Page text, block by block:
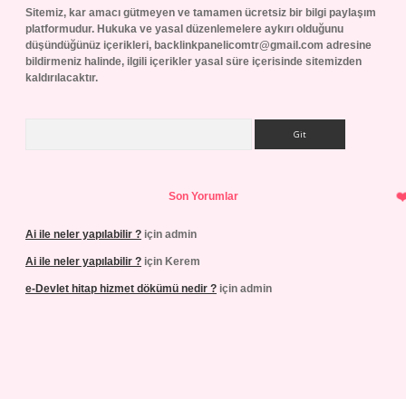
Sitemiz, kar amacı gütmeyen ve tamamen ücretsiz bir bilgi paylaşım
platformudur. Hukuka ve yasal düzenlemelere aykırı olduğunu
düşündüğünüz içerikleri, backlinkpanelicomtr@gmail.com adresine
bildirmeniz halinde, ilgili içerikler yasal süre içerisinde sitemizden
kaldırılacaktır.
Son Yorumlar
Ai ile neler yapılabilir ? için admin
Ai ile neler yapılabilir ? için Kerem
e-Devlet hitap hizmet dökümü nedir ? için admin